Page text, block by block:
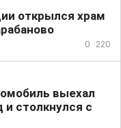
открылся храм
0 220
выехал
столкнулся с